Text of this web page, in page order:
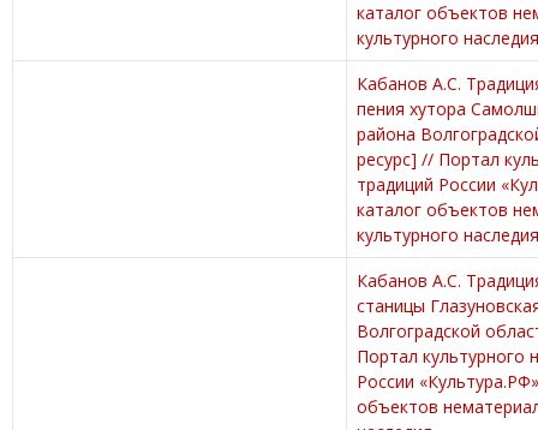
каталог объектов
культурного наследия
Кабанов А.С.
пения хутора
района
ресурс] // Портал
традиций России
каталог объектов
культурного наследия
Кабанов А.С.
станицы
Волгоградской
Портал культурного
России
объектов